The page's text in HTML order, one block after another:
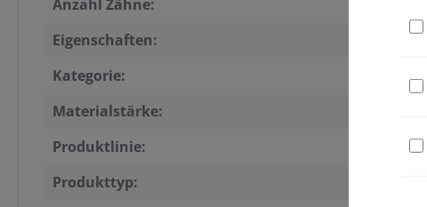
Anzahl Zähne:
Eigenschaften:
Kategorie:
Materialstärke:
Produktlinie:
Produkttyp: